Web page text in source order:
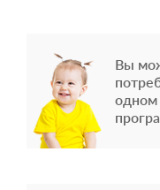
Вы
одном